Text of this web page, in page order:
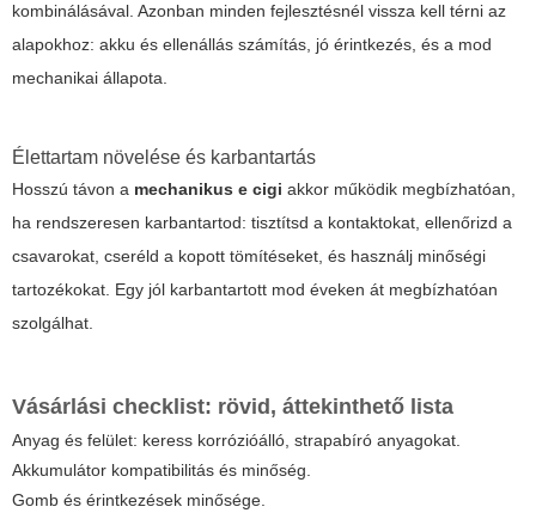
kombinálásával. Azonban minden fejlesztésnél vissza kell térni az
alapokhoz: akku és ellenállás számítás, jó érintkezés, és a mod
mechanikai állapota.
Élettartam növelése és karbantartás
Hosszú távon a mechanikus e cigi akkor működik megbízhatóan,
ha rendszeresen karbantartod: tisztítsd a kontaktokat, ellenőrizd a
csavarokat, cseréld a kopott tömítéseket, és használj minőségi
tartozékokat. Egy jól karbantartott mod éveken át megbízhatóan
szolgálhat.
Vásárlási checklist: rövid, áttekinthető lista
Anyag és felület: keress korrózióálló, strapabíró anyagokat.
Akkumulátor kompatibilitás és minőség.
Gomb és érintkezések minősége.